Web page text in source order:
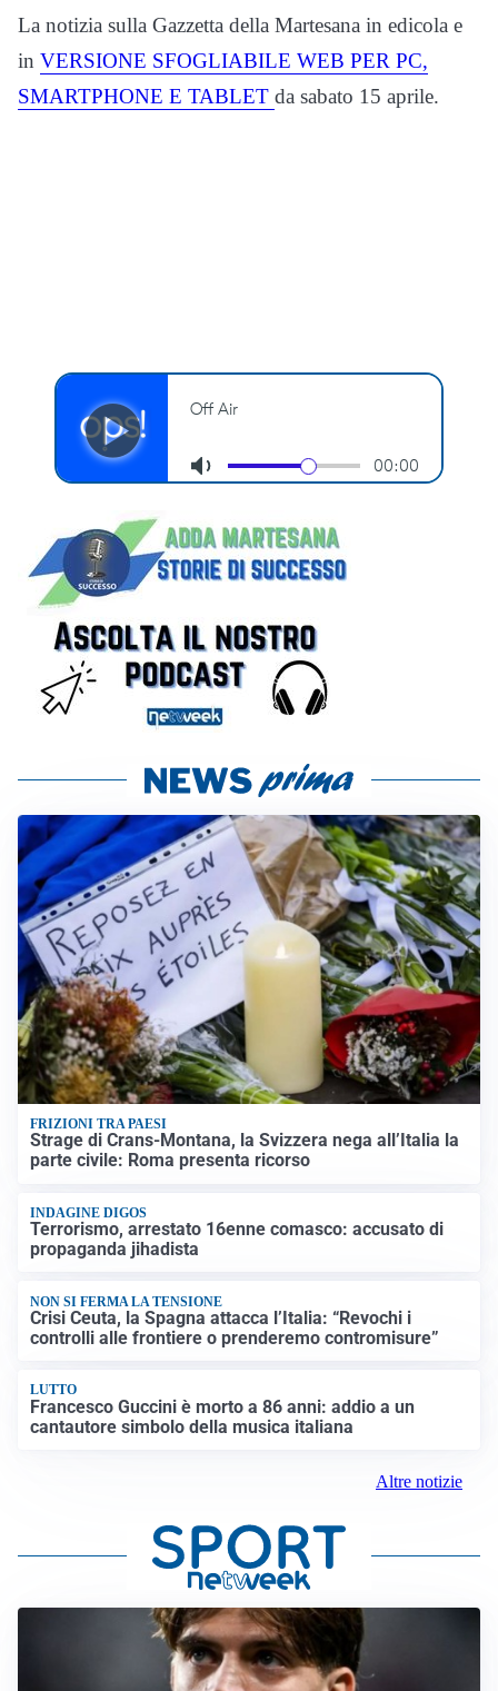
La notizia sulla Gazzetta della Martesana in edicola e
in VERSIONE SFOGLIABILE WEB PER PC,
SMARTPHONE E TABLET da sabato 15 aprile.
FRIZIONI TRA PAESI
Strage di Crans-Montana, la Svizzera nega all’Italia la
parte civile: Roma presenta ricorso
INDAGINE DIGOS
Terrorismo, arrestato 16enne comasco: accusato di
propaganda jihadista
NON SI FERMA LA TENSIONE
Crisi Ceuta, la Spagna attacca l’Italia: “Revochi i
controlli alle frontiere o prenderemo contromisure”
LUTTO
Francesco Guccini è morto a 86 anni: addio a un
cantautore simbolo della musica italiana
Altre notizie